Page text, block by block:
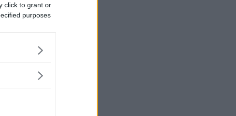
click to grant or
purposes